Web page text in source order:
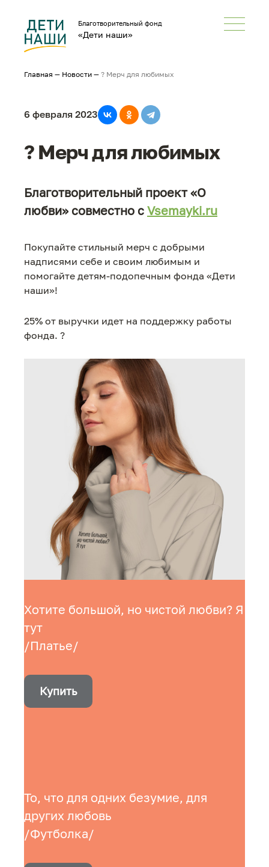
Благотворительный фонд
«Дети наши»
Главная — Новости — ? Мерч для любимых
6 февраля 2023
? Мерч для любимых
Благотворительный проект «О
любви» совместно с Vsemayki.ru
Покупайте стильный мерч с добрыми
надписями себе и своим любимым и
помогайте детям-подопечным фонда «Дети
наши»!
25% от выручки идет на поддержку работы
фонда. ?
Хотите большой, но чистой любви? Я
тут
/Платье/
Купить
То, что для одних безумие, для
других любовь
/Футболка/